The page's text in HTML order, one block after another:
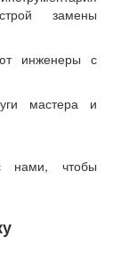
замены
инженеры с
мастера и
нами, чтобы